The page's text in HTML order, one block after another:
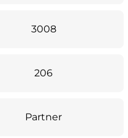
3008
206
Partner